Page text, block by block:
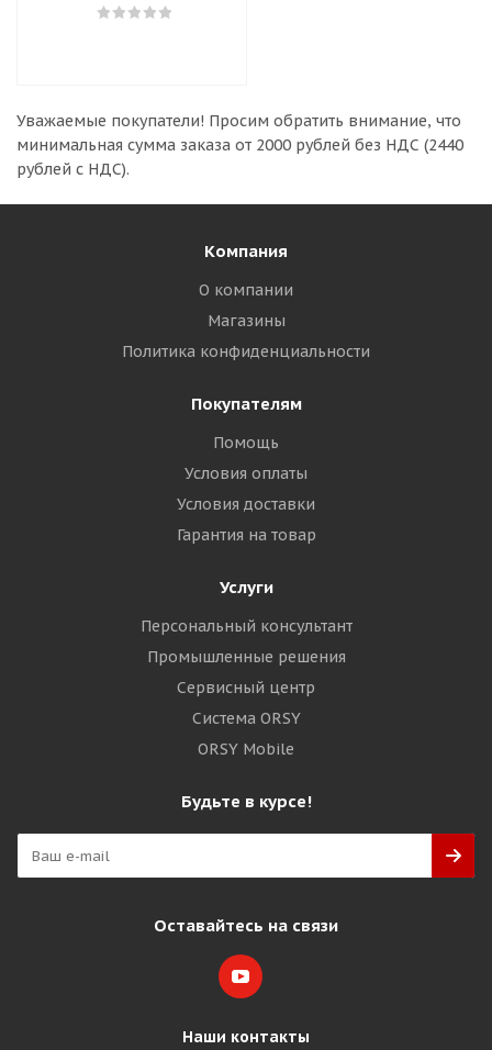
Уважаемые покупатели! Просим обратить внимание, что
минимальная сумма заказа от 2000 рублей без НДС (2440
рублей с НДС).
Компания
О компании
Магазины
Политика конфиденциальности
Покупателям
Помощь
Условия оплаты
Условия доставки
Гарантия на товар
Услуги
Персональный консультант
Промышленные решения
Сервисный центр
Система ORSY
ORSY Mobile
Будьте в курсе!
Оставайтесь на связи
Наши контакты